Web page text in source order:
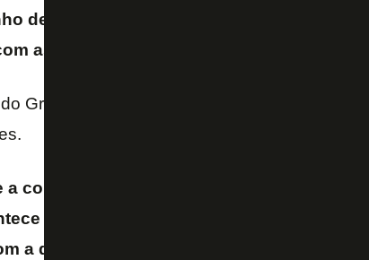
de alguém que faz o que bem entende e
as críticas
Grupo Globo, John Textor acaba
comissão técnica tem conseguido
fora do campo. A partir do momento
a delegação, ele traz um problema, e ele